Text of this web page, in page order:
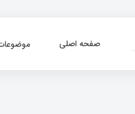
صفحه اصلی